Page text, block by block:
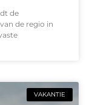
de
de regio in
VAKANTIE